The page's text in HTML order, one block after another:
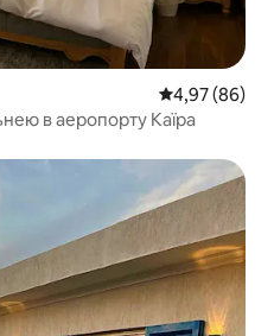
Середня
4,97 (86)
в аеропорту Каїра